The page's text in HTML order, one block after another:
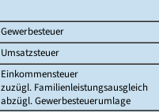
Gewerbesteuer
Umsatzsteuer
Einkommensteuer
zuzügl. Familienleistungsausgleich
abzügl. Gewerbesteuerumlage